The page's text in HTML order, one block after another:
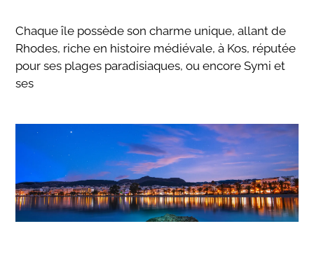
Chaque île possède son charme unique, allant de
Rhodes, riche en histoire médiévale, à Kos, réputée
pour ses plages paradisiaques, ou encore Symi et
ses